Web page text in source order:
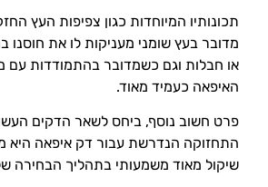
תכונותיו המיוחדות כגון צפיפות העץ
מדובר בעץ שומני מעניקות לו את חוסנו
או חבלות וגם כשמדובר בהתמודדות עם
האיפאה כעמיד מאוד.
פרט חשוב נוסף, ביחס לשאר הדקים
התחזוקה הנדרשת עבור דק איפאה היא
שיקול מאוד משמעותי בתהליך הבחירה